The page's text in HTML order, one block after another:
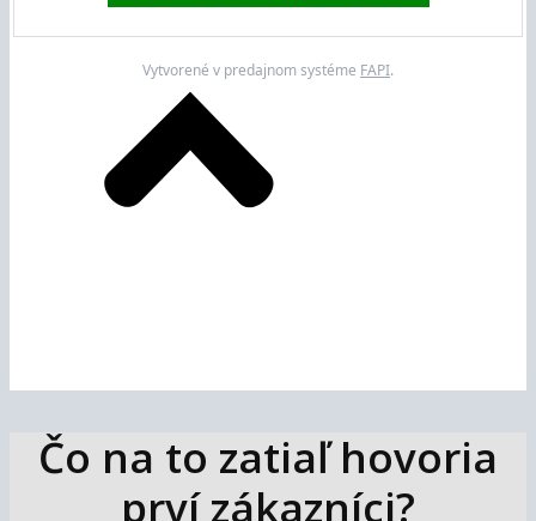
Vytvorené v predajnom systéme FAPI.
Čo na to zatiaľ hovoria
prví zákazníci?